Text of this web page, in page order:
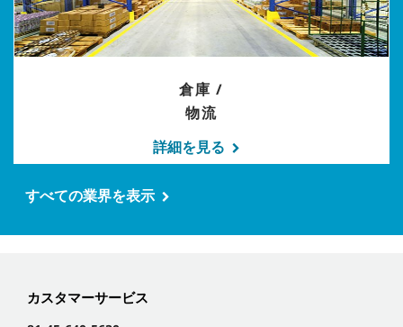
倉庫 /
物流
詳細を見る
すべての業界を表示
カスタマーサービス